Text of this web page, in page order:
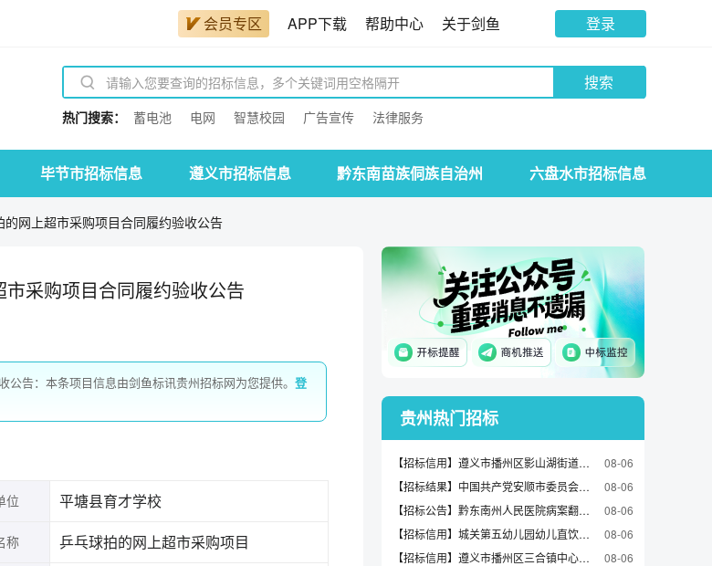
会员专区 APP下载 帮助中心 关于剑鱼 登录
搜索
热门搜索： 蓄电池 电网 智慧校园 广告宣传 法律服务
毕节市招标信息 遵义市招标信息 黔东南苗族侗族自治州 六盘水市招标信息
的网上超市采购项目合同履约验收公告
市采购项目合同履约验收公告
告：本条项目信息由剑鱼标讯贵州招标网为您提供。 登
位 平塘县育才学校
称 乒乓球拍的网上超市采购项目
贵州热门招标
【招标信用】遵义市播州区影山湖街道办事处关于中性笔的网上超市采购项目合同履约验收公告
08-06
【招标结果】中国共产党安顺市委员会办公室关于室内除臭/芳香用品的网上超市采购项目成交公告
08-06
【招标公告】黔东南州人民医院病案翻拍服务采购项目采购公告
08-06
【招标信用】城关第五幼儿园幼儿直饮机采购
08-06
【招标信用】遵义市播州区三合镇中心学校采购教务、教研物资事宜
08-06